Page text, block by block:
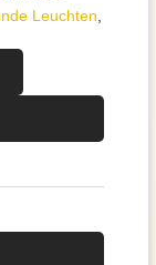
Leuchten